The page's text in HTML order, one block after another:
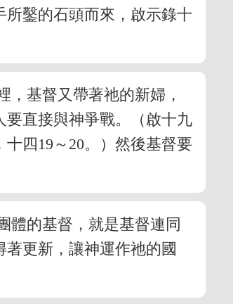
鑿的石頭而來，啟示錄十
基督又帶著祂的新婦，
直接與神爭戰。（啟十九
四19～20。）然後基督要
體的基督，就是基督連同
更新，讓神運作祂的國